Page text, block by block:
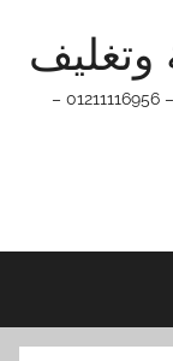
وتغليف
اسعار ماكينات التعبئة والتغليف 01211116954 – 01211116956 –